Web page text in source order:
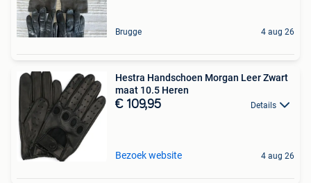
Brugge 4 aug 26
Hestra Handschoen Morgan Leer Zwart
maat 10.5 Heren
€ 109,95 Details
Bezoek website 4 aug 26